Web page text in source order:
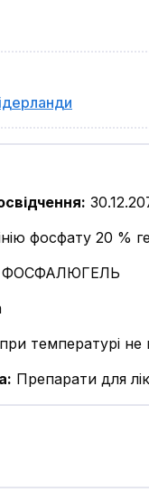
:
фосфату 20 %
ФОСФАЛЮГЕЛЬ
температурі
: Препарати для